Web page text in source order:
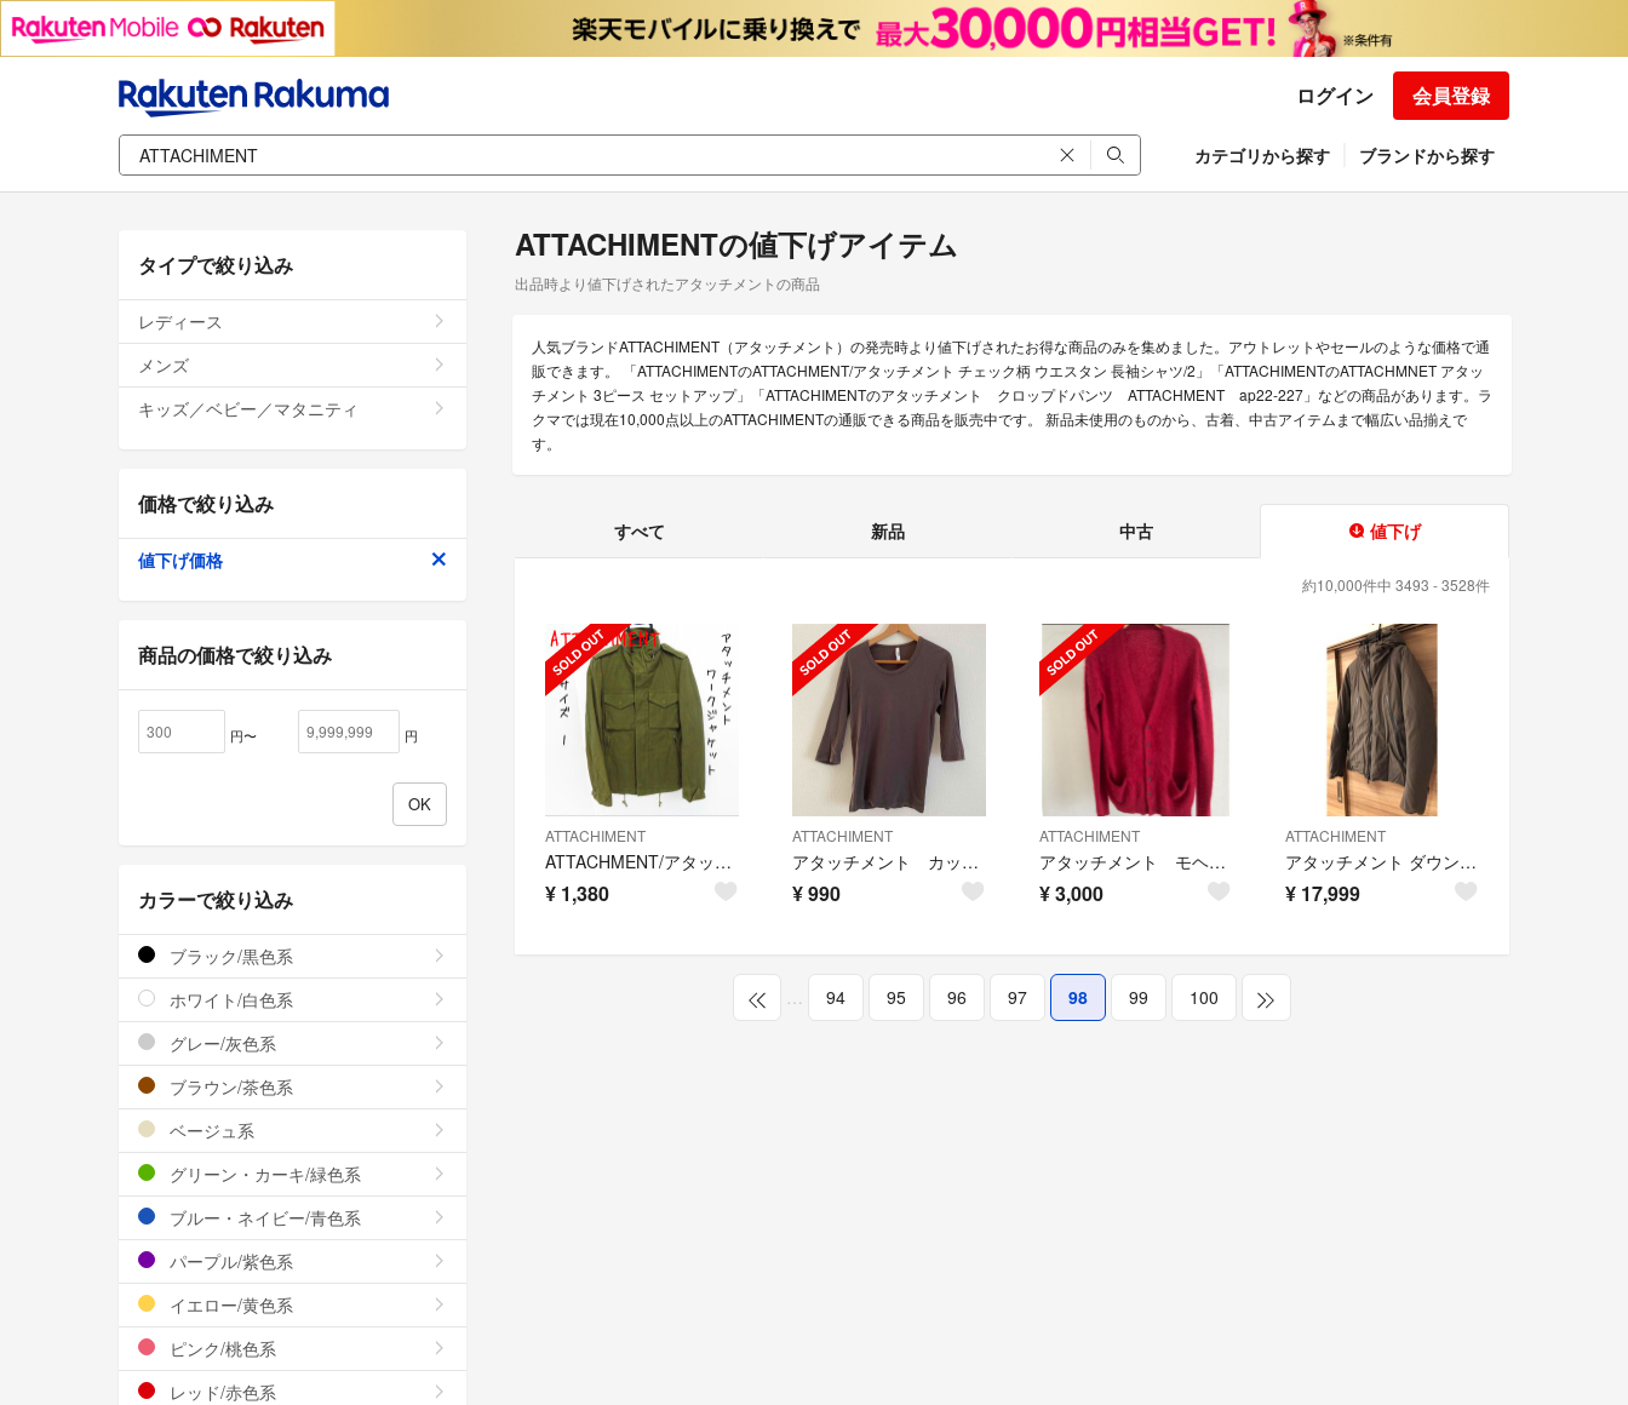
ログイン 会員登録
カテゴリから探す ブランドから探す
ATTACHIMENTの値下げアイテム
出品時より値下げされたアタッチメントの商品
人気ブランドATTACHIMENT（アタッチメント）の発売時より値下げされたお得な商品のみを集めました。アウトレットやセールのような価格で通
販できます。 「ATTACHIMENTのATTACHMENT/アタッチメント チェック柄 ウエスタン 長袖シャツ/2」「ATTACHIMENTのATTACHMNET アタッ
チメント 3ピース セットアップ」「ATTACHIMENTのアタッチメント クロップドパンツ ATTACHMENT ap22-227」などの商品があります。ラ
クマでは現在10,000点以上のATTACHIMENTの通販できる商品を販売中です。 新品未使用のものから、古着、中古アイテムまで幅広い品揃えで
す。
すべて 新品 中古 値下げ
約10,000件中 3493 - 3528件
ATTACHIMENT
ATTACHMENT/アタッチメント ワークジャケット カーキ/1
¥ 1,380
ATTACHIMENT
アタッチメント カットソー
¥990
ATTACHIMENT
アタッチメント モヘアカーディガン
¥3,000
ATTACHIMENT
アタッチメント ダウン 止水 3レイヤー ジャケット ブーツ ニット ブルゾン
¥ 17,999
… 94 95 96 97 98 99 100
タイプで絞り込み
レディース
メンズ
キッズ／ベビー／マタニティ
価格で絞り込み
値下げ価格
商品の価格で絞り込み
円〜 円
カラーで絞り込み
ブラック/黒色系
ホワイト/白色系
グレー/灰色系
ブラウン/茶色系
ベージュ系
グリーン・カーキ/緑色系
ブルー・ネイビー/青色系
パープル/紫色系
イエロー/黄色系
ピンク/桃色系
レッド/赤色系